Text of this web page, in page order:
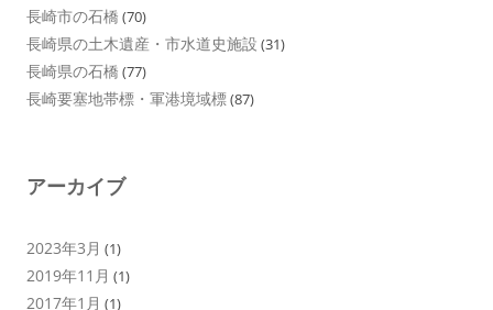
長崎市の石橋 (70)
長崎県の土木遺産・市水道史施設 (31)
長崎県の石橋 (77)
長崎要塞地帯標・軍港境域標(87)
アーカイブ
2023年3月 (1)
2019年11月 (1)
2017年1月 (1)